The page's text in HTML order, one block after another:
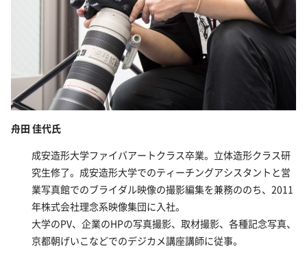
舟田 佳代氏
成安造形大学ファイバアートクラス卒業。立体造形クラス研
究生修了。成安造形大学でのティーチングアシスタントと営
業写真館でのブライダル映像の撮影編集を兼務ののち、2011
年株式会社理念系映像集団に入社。
大学のPV、企業のHPの写真撮影、取材撮影、各種記念写真、
京都朝げいこなどでのデジカメ講座講師に従事。